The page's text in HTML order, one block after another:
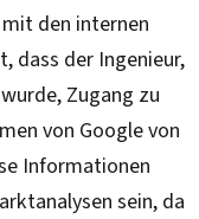
mit den internen
dass der Ingenieur,
Zugang zu
von Google von
Informationen
sein, da